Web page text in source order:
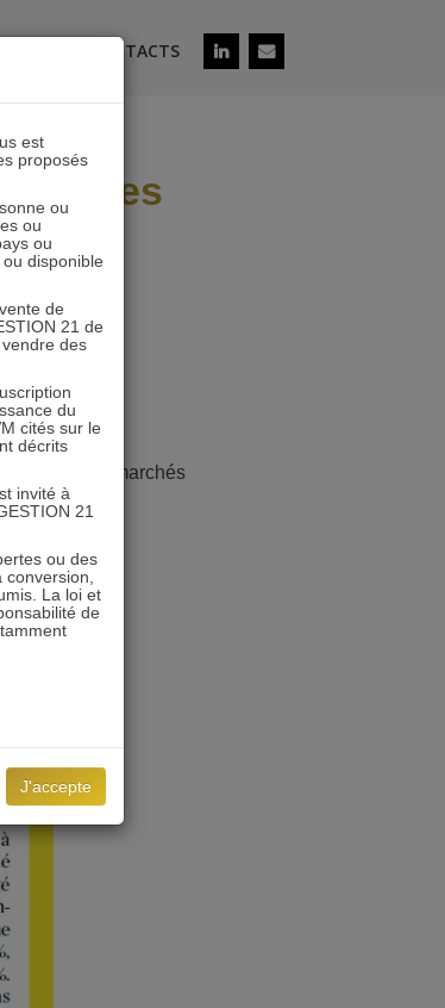
CONTACTS
hausse des marchés
est
proposés
ou
ou
ou
disponible
de
21 de
des
du
cités sur le
décrits
invité à
21
ou des
La loi et
de
J'accepte